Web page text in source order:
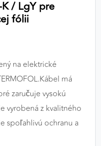
/ LgY pre
fólii
na elektrické
Kábel má
zaručuje vysokú
vyrobená z kvalitného
spoľahlivú ochranu a
na sledovanie
webovými
našim partnerom
reklamu, a to na